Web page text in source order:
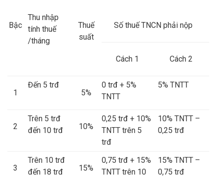
Bậc
Thu nhập
tính thuế
/tháng
Thuế
suất
Số thuế TNCN phải nộp
Cách 1 Cách 2
1
Đến 5 trđ
5%
0 trđ + 5%
TNTT
5% TNTT
2
Trên 5 trđ
đến 10 trđ
10%
0,25 trđ + 10%
TNTT trên 5
trđ
10% TNTT –
0,25 trđ
3
Trên 10 trđ
đến 18 trđ
15%
0,75 trđ + 15%
TNTT trên 10
15% TNTT –
0,75 trđ